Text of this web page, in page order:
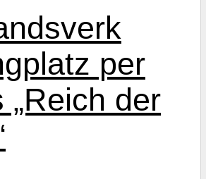
per
„Reich der